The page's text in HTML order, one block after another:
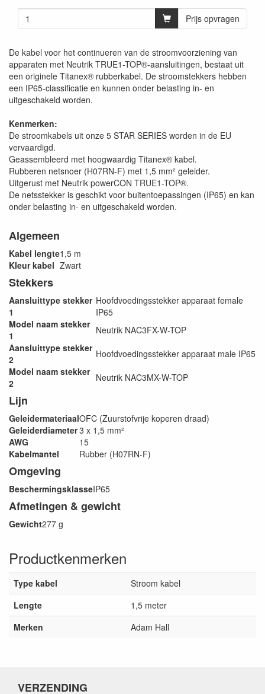
Prijs opvragen
De kabel voor het continueren van de stroomvoorziening van
apparaten met Neutrik TRUE1-TOP®-aansluitingen, bestaat uit
een originele Titanex® rubberkabel. De stroomstekkers hebben
een IP65-classificatie en kunnen onder belasting in- en
uitgeschakeld worden.
Kenmerken:
De stroomkabels uit onze 5 STAR SERIES worden in de EU
vervaardigd.
Geassembleerd met hoogwaardig Titanex® kabel.
Rubberen netsnoer (H07RN-F) met 1,5 mm² geleider.
Uitgerust met Neutrik powerCON TRUE1-TOP®.
De netsstekker is geschikt voor buitentoepassingen (IP65) en kan
onder belasting in- en uitgeschakeld worden.
Algemeen
Kabel lengte1,5 m
Kleur kabel Zwart
Stekkers
Aansluittype stekker
1
Hoofdvoedingsstekker apparaat female
IP65
Model naam stekker
1
Neutrik NAC3FX-W-TOP
Aansluittype stekker
2
Hoofdvoedingsstekker apparaat male IP65
Model naam stekker
2
Neutrik NAC3MX-W-TOP
Lijn
GeleidermateriaalOFC (Zuurstofvrije koperen draad)
Geleiderdiameter3 x 1,5 mm²
AWG
15
Kabelmantel
Rubber (H07RN-F)
Omgeving
BeschermingsklasseIP65
Afmetingen & gewicht
Gewicht277 g
Productkenmerken
Type kabel
Stroom kabel
Lengte
1,5 meter
Merken
Adam Hall
VERZENDING